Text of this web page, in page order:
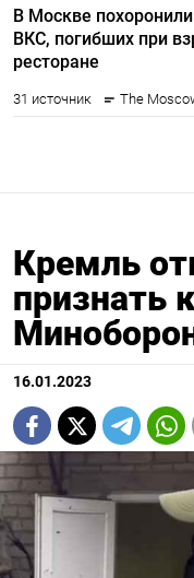
Кремль
признать
16.01.2023